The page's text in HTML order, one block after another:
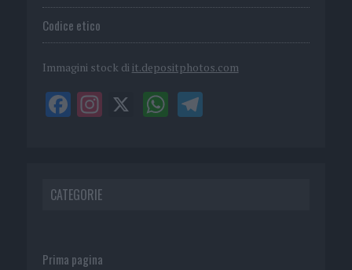
Codice etico
Immagini stock di it.depositphotos.com
CATEGORIE
Prima pagina